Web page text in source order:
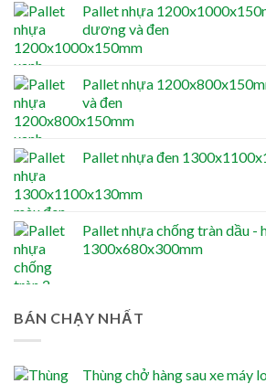
Pallet nhựa
dương và đen
Pallet nhựa
và đen
Pallet nhựa đen
Pallet nhựa chống tràn dầu -
1300x680x300mm
BÁN CHẠY NHẤT
Thùng chở hàng sau xe máy